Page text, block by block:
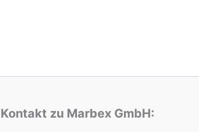
Kontakt zu Marbex GmbH: